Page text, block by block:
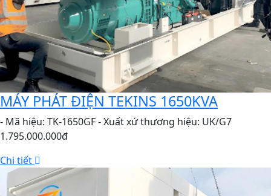
MÁY PHÁT ĐIỆN TEKINS 1650KVA
- Mã hiệu: TK-1650GF - Xuất xứ thương hiệu: UK/G7
1.795.000.000đ
Chi tiết